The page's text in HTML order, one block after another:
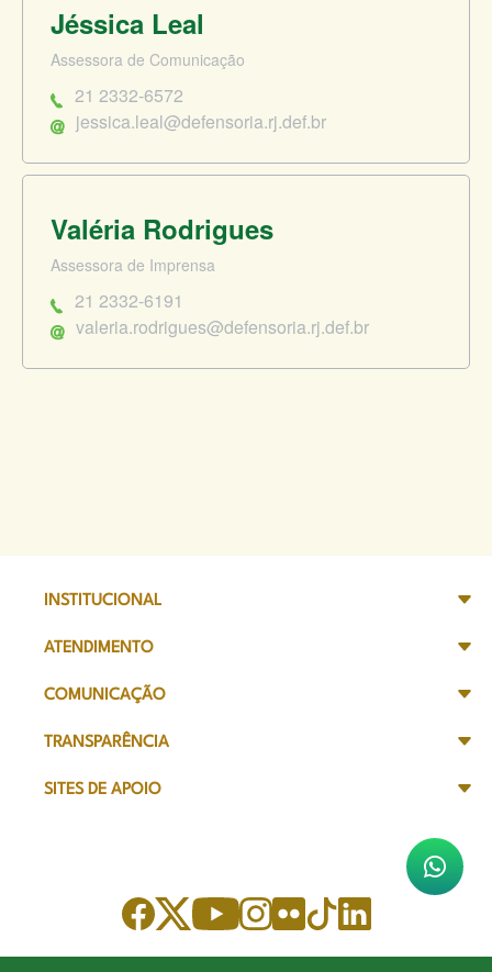
Jéssica Leal
Assessora de Comunicação
21 2332-6572
jessica.leal@defensoria.rj.def.br
Valéria Rodrigues
Assessora de Imprensa
21 2332-6191
valeria.rodrigues@defensoria.rj.def.br
INSTITUCIONAL
ATENDIMENTO
COMUNICAÇÃO
TRANSPARÊNCIA
SITES DE APOIO